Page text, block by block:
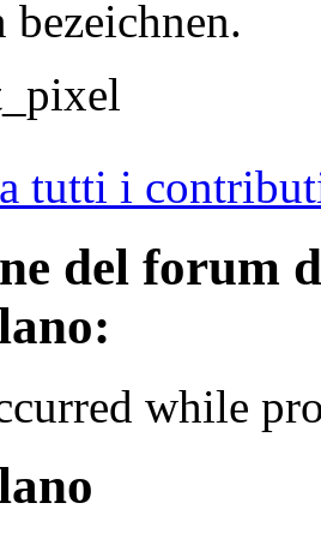
bezeichnen.
tutti i
del forum
while